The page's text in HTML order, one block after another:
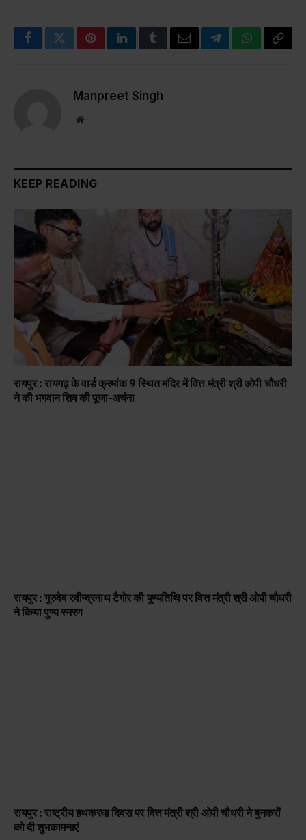
FacebookTwitterPinterestLinkedInTumblrEmailTelegramWhatsApp
Copy
Manpreet Singh
Website
KEEP READING
रायपुर : रायगढ़ के वार्ड क्रमांक 9 स्थित मंदिर में वित्त मंत्री श्री ओपी चौधरी
ने की भगवान शिव की पूजा-अर्चना
रायपुर : गुरुदेव रवीन्द्रनाथ टैगोर की पुण्यतिथि पर वित्त मंत्री श्री ओपी चौधरी
ने किया पुण्य स्मरण
रायपुर : राष्ट्रीय हथकरघा दिवस पर वित्त मंत्री श्री ओपी चौधरी ने बुनकरों
को दी शुभकामनाएं